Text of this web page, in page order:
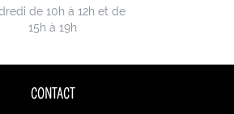
de 10h à 12h et de
15h à 19h
CONTACT